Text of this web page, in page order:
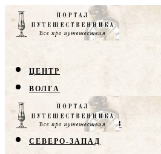
ЦЕНТР
ВОЛГА
КРЫМ
СЕВЕРНЫЙ КАВКАЗ
СЕВЕРО-ЗАПАД